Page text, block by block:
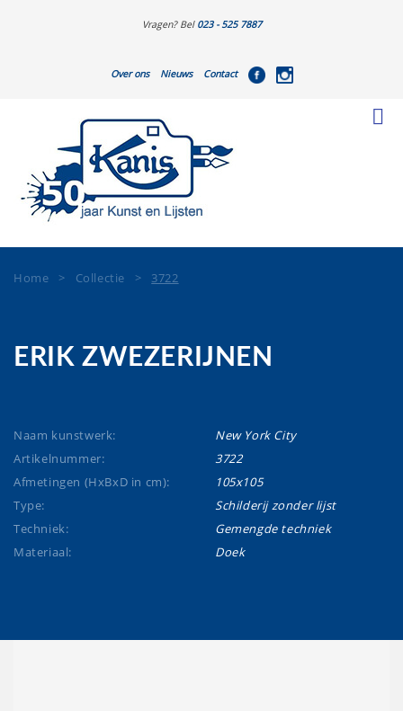
Vragen? Bel 023 - 525 7887
Over ons Nieuws Contact
Home > Collectie > 3722
ERIK ZWEZERIJNEN
Naam kunstwerk:
New York City
Artikelnummer:
3722
Afmetingen (HxBxD in cm):
105x105
Type:
Schilderij zonder lijst
Techniek:
Gemengde techniek
Materiaal:
Doek